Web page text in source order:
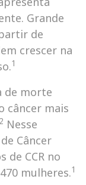
Grande
de
crescer na
1
de morte
câncer mais
2 Nesse
Câncer
de CCR no
mulheres.1